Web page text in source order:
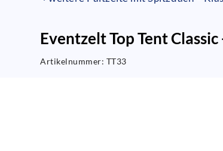
Eventzelt Top Tent
Artikelnummer: TT33